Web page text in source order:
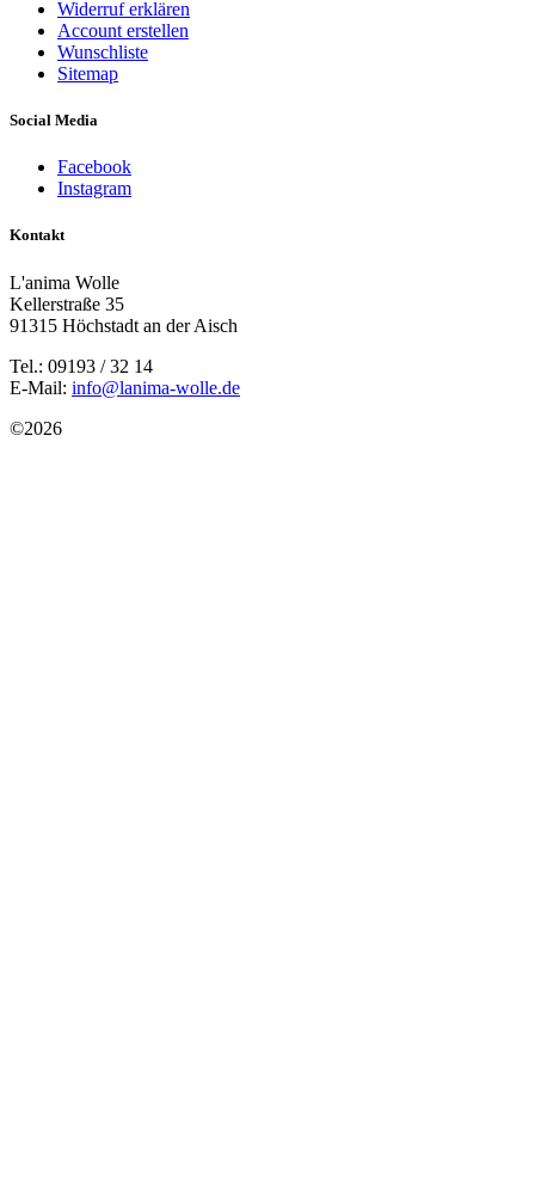
Widerruf erklären
Account erstellen
Wunschliste
Sitemap
Social Media
Facebook
Instagram
Kontakt
L'anima Wolle
Kellerstraße 35
91315 Höchstadt an der Aisch
Tel.: 09193 / 32 14
E-Mail: info@lanima-wolle.de
©2026